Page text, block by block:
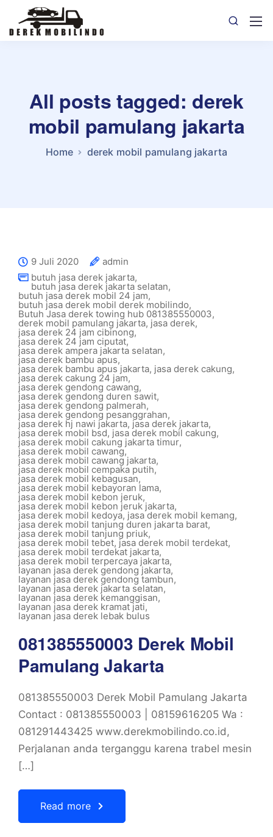
All posts tagged: derek
mobil pamulang jakarta
Home derek mobil pamulang jakarta
9 Juli 2020
admin
butuh jasa derek jakarta,
butuh jasa derek jakarta selatan,
butuh jasa derek mobil 24 jam,
butuh jasa derek mobil derek mobilindo,
Butuh Jasa derek towing hub 081385550003,
derek mobil pamulang jakarta, jasa derek,
jasa derek 24 jam cibinong,
jasa derek 24 jam ciputat,
jasa derek ampera jakarta selatan,
jasa derek bambu apus,
jasa derek bambu apus jakarta, jasa derek cakung,
jasa derek cakung 24 jam,
jasa derek gendong cawang,
jasa derek gendong duren sawit,
jasa derek gendong palmerah,
jasa derek gendong pesanggrahan,
jasa derek hj nawi jakarta, jasa derek jakarta,
jasa derek mobil bsd, jasa derek mobil cakung,
jasa derek mobil cakung jakarta timur,
jasa derek mobil cawang,
jasa derek mobil cawang jakarta,
jasa derek mobil cempaka putih,
jasa derek mobil kebagusan,
jasa derek mobil kebayoran lama,
jasa derek mobil kebon jeruk,
jasa derek mobil kebon jeruk jakarta,
jasa derek mobil kedoya, jasa derek mobil kemang,
jasa derek mobil tanjung duren jakarta barat,
jasa derek mobil tanjung priuk,
jasa derek mobil tebet, jasa derek mobil terdekat,
jasa derek mobil terdekat jakarta,
jasa derek mobil terpercaya jakarta,
layanan jasa derek gendong jakarta,
layanan jasa derek gendong tambun,
layanan jasa derek jakarta selatan,
layanan jasa derek kemanggisan,
layanan jasa derek kramat jati,
layanan jasa derek lebak bulus
081385550003 Derek Mobil
Pamulang Jakarta
081385550003 Derek Mobil Pamulang Jakarta
Contact : 081385550003 | 08159616205 Wa :
081291443425 www.derekmobilindo.co.id,
Perjalanan anda terganggu karena trabel mesin
[…]
Read more